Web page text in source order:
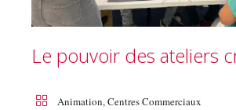
BLOG
JOB
Le pouvoir des ateliers
Animation,Centres Commerciaux